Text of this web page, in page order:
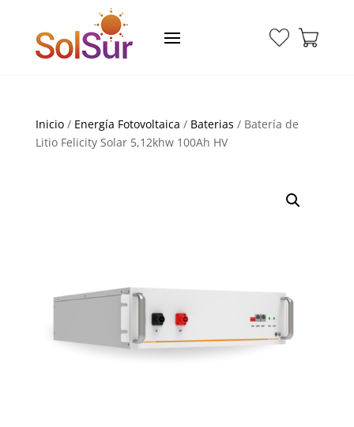
Inicio/ Energía Fotovoltaica / Baterias / Batería de
Litio Felicity Solar 5,12khw 100Ah HV